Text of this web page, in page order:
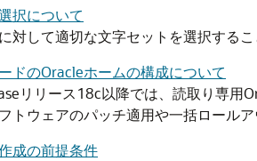
択について
対して適切な文字セットを選択する
ドのOracleホームの構成について
リリース18c以降では、読取り専用
トウェアのパッチ適用や一括ロールア
成の前提条件